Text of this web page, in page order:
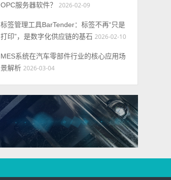
OPC服务器软件？
2026-02-09
标签管理工具BarTender：标签不再“只是
打印”，是数字化供应链的基石 2026-02-10
MES系统在汽车零部件行业的核心应用场
景解析 2026-03-04